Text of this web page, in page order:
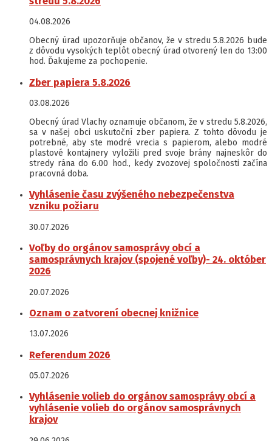
04.08.2026
Obecný úrad upozorňuje občanov, že v stredu 5.8.2026 bude
z dôvodu vysokých teplôt obecný úrad otvorený len do 13:00
hod. Ďakujeme za pochopenie.
Zber papiera 5.8.2026
03.08.2026
Obecný úrad Vlachy oznamuje občanom, že v stredu 5.8.2026,
sa v našej obci uskutoční zber papiera. Z tohto dôvodu je
potrebné, aby ste modré vrecia s papierom, alebo modré
plastové kontajnery vyložili pred svoje brány najneskôr do
stredy rána do 6.00 hod., kedy zvozovej spoločnosti začína
pracovná doba.
Vyhlásenie času zvýšeného nebezpečenstva
vzniku požiaru
30.07.2026
Voľby do orgánov samosprávy obcí a
samosprávnych krajov (spojené voľby)- 24. október
2026
20.07.2026
Oznam o zatvorení obecnej knižnice
13.07.2026
Referendum 2026
05.07.2026
Vyhlásenie volieb do orgánov samosprávy obcí a
vyhlásenie volieb do orgánov samosprávnych
krajov